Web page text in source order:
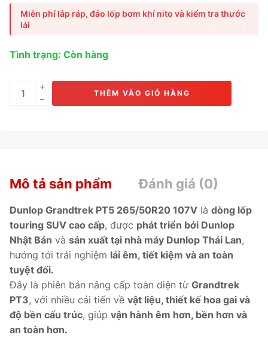
Sản phẩm nổi bật với
ổn định và tiết kiệm nhiên liệu tối ưu, nhờthiết kế gai đối
xứng hiện đại, hợp chất Silica tiên tiến và khung vỏ chịu
tải cao.
Phù hợp cho các dòng xe như
CX-90, Kia Telluride, Hyundai Palisade, Lexus RX, Volvo
XC90, Nissan Patrol, Ford Everest Titanium.
Miễn phí lắp ráp, đảo lốp bơm khí nito và kiểm tra thước
lái
Tình trạng: Còn hàng
THÊM VÀO GIỎ HÀNG
Mô tả sản phẩm Đánh giá (0)
Dunlop Grandtrek PT5 265/50R20 107V là dòng lốp
touring SUV cao cấp, được phát triển bởi Dunlop
Nhật Bản và sản xuất tại nhà máy Dunlop Thái Lan,
hướng tới trải nghiệm lái êm, tiết kiệm và an toàn
tuyệt đối.
Đây là phiên bản nâng cấp toàn diện từ Grandtrek
PT3, với nhiều cải tiến về vật liệu, thiết kế hoa gai và
độ bền cấu trúc, giúp vận hành êm hơn, bền hơn và
an toàn hơn.